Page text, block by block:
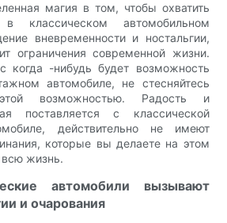
магия в том, чтобы охватить
классическом автомобильном
вневременности и ностальгии,
ограничения современной жизни.
когда -нибудь будет возможность
автомобиле, не стесняйтесь
этой возможностью. Радость и
поставляется с классической
действительно не имеют
которые вы делаете на этом
всю жизнь.
автомобили вызывают
и очарования